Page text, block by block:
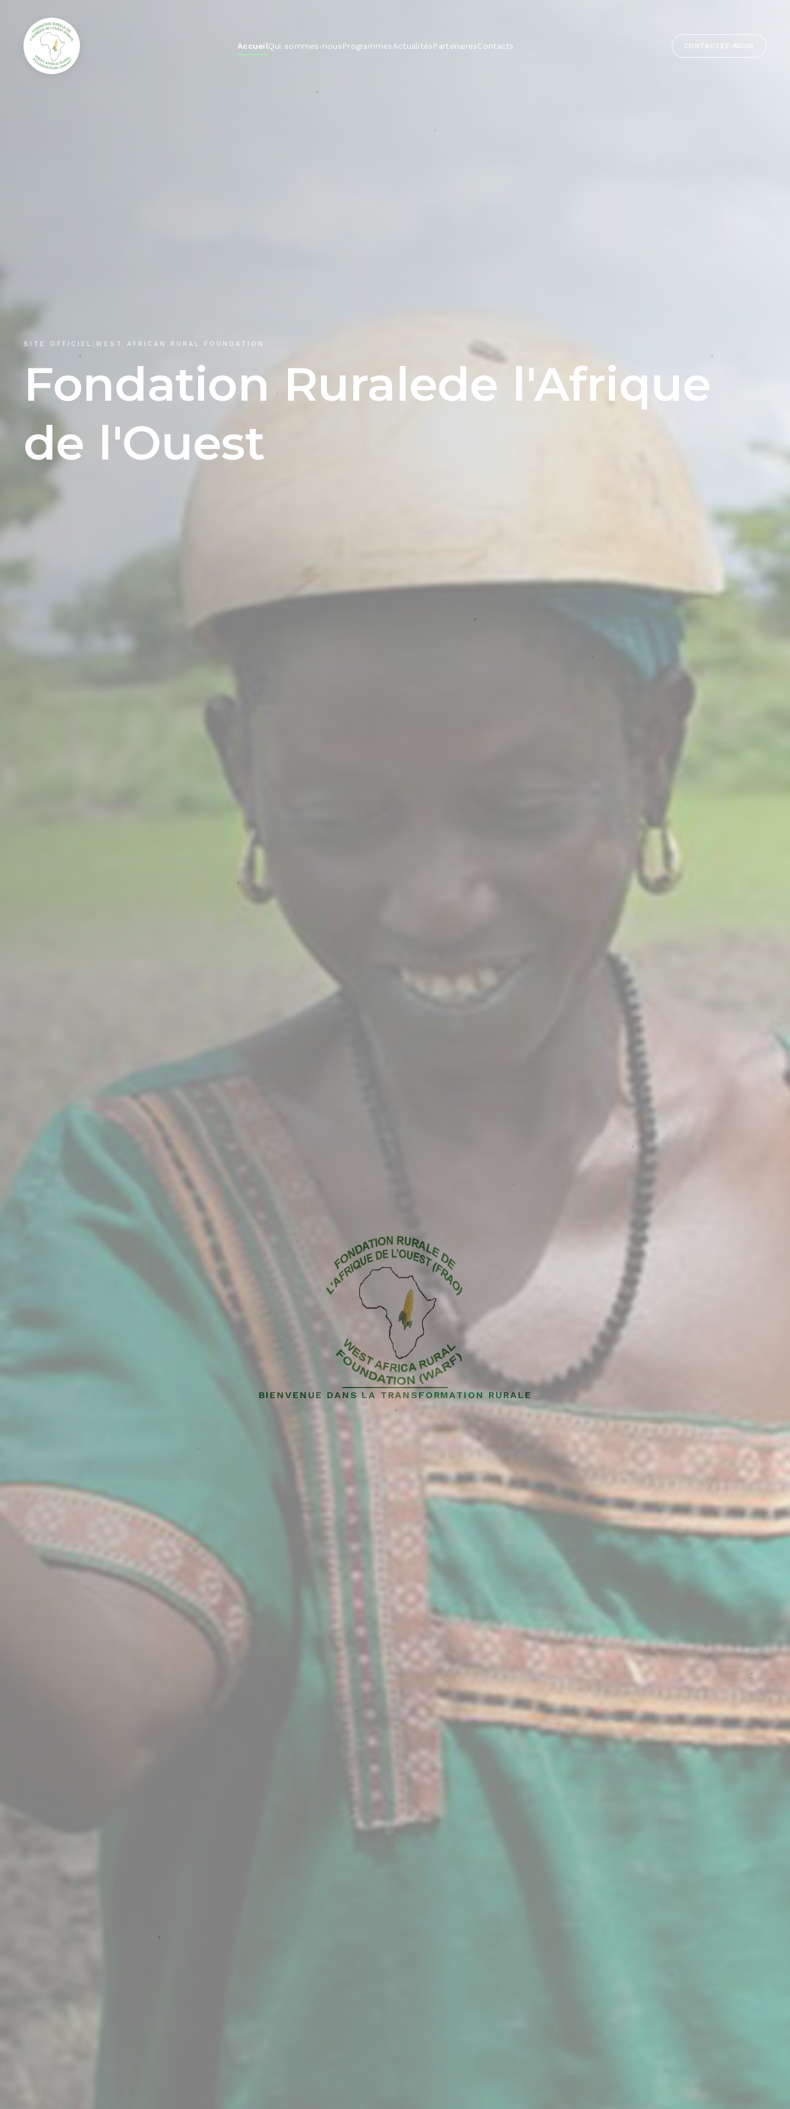
AccueilQui sommes-nousProgrammesActualitésPartenairesContacts CONTACTEZ-NOUS
SITE OFFICIEL WEST AFRICAN RURAL FOUNDATION
Fondation Ruralede l'Afrique
de l'Ouest